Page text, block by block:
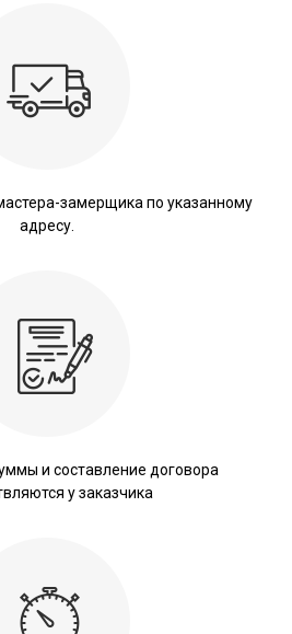
замерщика по указанному
адресу.
и составление договора
у заказчика